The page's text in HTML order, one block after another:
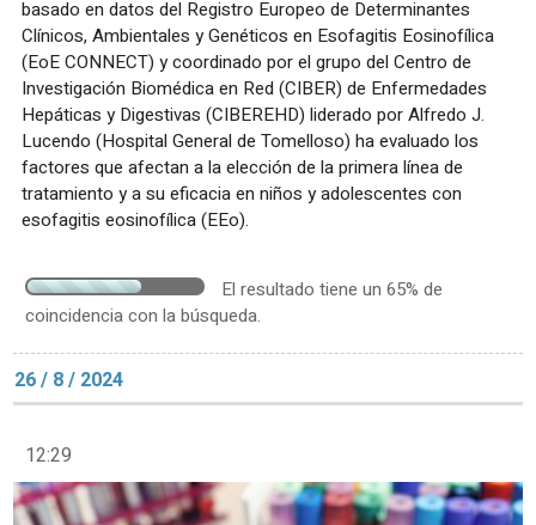
basado en datos del Registro Europeo de Determinantes
Clínicos, Ambientales y Genéticos en Esofagitis Eosinofílica
(EoE CONNECT) y coordinado por el grupo del Centro de
Investigación Biomédica en Red (CIBER) de Enfermedades
Hepáticas y Digestivas (CIBEREHD) liderado por Alfredo J.
Lucendo (Hospital General de Tomelloso) ha evaluado los
factores que afectan a la elección de la primera línea de
tratamiento y a su eficacia en niños y adolescentes con
esofagitis eosinofílica (EEo).
El resultado tiene un 65% de
coincidencia con la búsqueda.
26 / 8 / 2024
12:29